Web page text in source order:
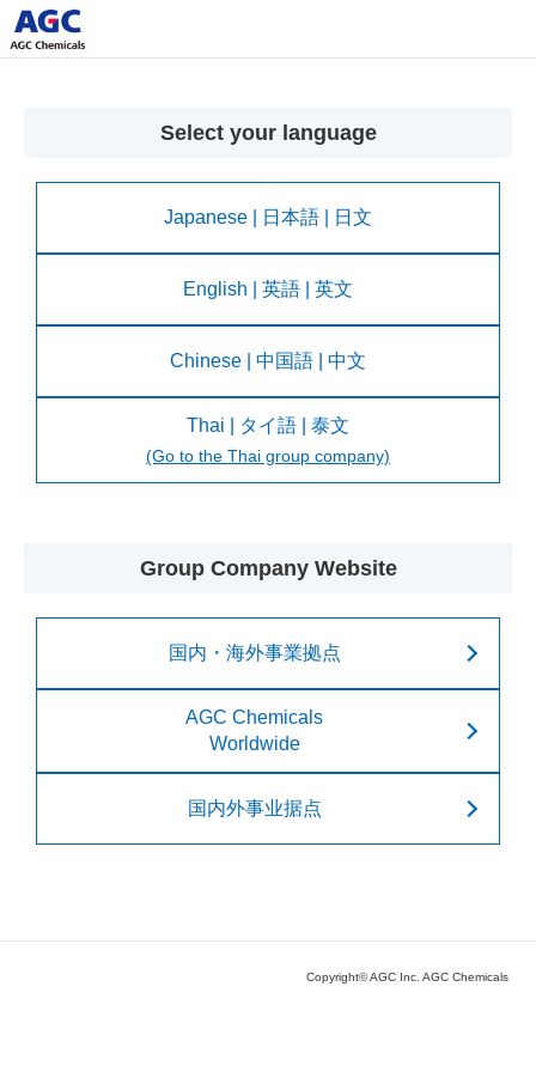
Select your language
Japanese | 日本語 | 日文
English | 英語 | 英文
Chinese | 中国語 | 中文
Thai | タイ語 | 泰文
(Go to the Thai group company)
Group Company Website
国内・海外事業拠点
AGC Chemicals
Worldwide
国内外事业据点
Copyright© AGC Inc. AGC Chemicals